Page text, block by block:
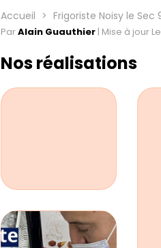
Accueil Frigoriste Noisy le Sec
ParAlain Guauthier | Mise à jour
Nos réalisations